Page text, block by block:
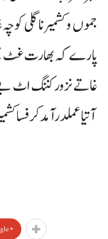
جموں وکشمیر نا گلی
پارے کہ بھارت غٹ چم
غاتے نزور کننگ اٹ بے
آتیا عملدرآمد کرفسا